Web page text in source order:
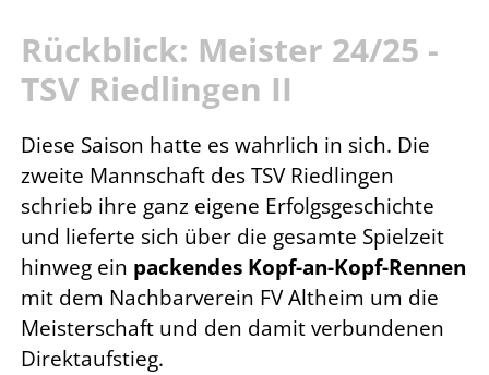
Rückblick: Meister 24/25 -
TSV Riedlingen II
Diese Saison hatte es wahrlich in sich. Die
zweite Mannschaft des TSV Riedlingen
schrieb ihre ganz eigene Erfolgsgeschichte
und lieferte sich über die gesamte Spielzeit
hinweg ein packendes Kopf-an-Kopf-Rennen
mit dem Nachbarverein FV Altheim um die
Meisterschaft und den damit verbundenen
Direktaufstieg.